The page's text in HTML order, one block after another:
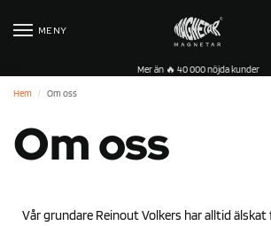
MENY
Mer än 🔥 40 000 nöjda kunder
Hem
/ Om oss
Om oss
Vår grundare Reinout Volkers har alltid